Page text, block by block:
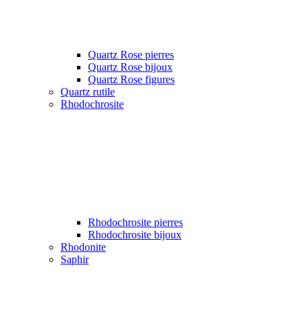
Quartz Rose pierres
Quartz Rose bijoux
Quartz Rose figures
Quartz rutile
Rhodochrosite
Rhodochrosite pierres
Rhodochrosite bijoux
Rhodonite
Saphir